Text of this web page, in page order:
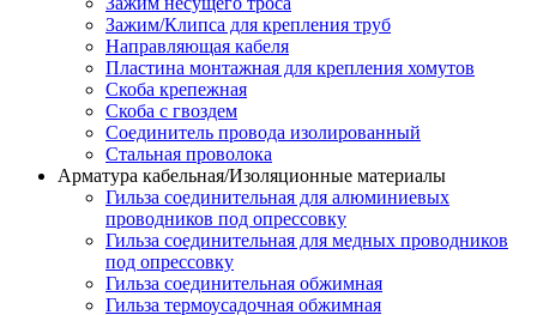
Зажим/Клипса для крепления труб
Направляющая кабеля
Пластина монтажная для крепления хомутов
Скоба крепежная
Скоба с гвоздем
Соединитель провода изолированный
Стальная проволока
Арматура кабельная/Изоляционные материалы
Гильза соединительная для алюминиевых
проводников под опрессовку
Гильза соединительная для медных проводников
под опрессовку
Гильза соединительная обжимная
Гильза термоусадочная обжимная